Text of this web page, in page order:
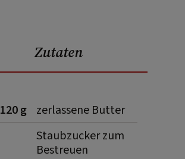
Zutaten
120 g
zerlassene Butter
Staubzucker zum
Bestreuen